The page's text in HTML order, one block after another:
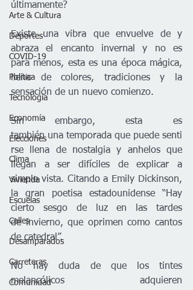
Arte & Cultura
Deportes
COVID-19
Política
Tecnología
Economía
Elecciones
Clima
Vivienda
Escuelas
Calles
Desamparados
Carreteras
Comunidad
últimamente?
Existe una vibra que envuelve de y
abraza el encanto invernal y no es
para menos, esta es una época mágica,
llena de colores, tradiciones y la
sensación de un nuevo comienzo.
Sin embargo, esta es
también una temporada que puede senti
rse llena de nostalgia y anhelos que
llegan a ser difíciles de explicar a
simple vista. Citando a Emily Dickinson,
la gran poetisa estadounidense “Hay
cierto sesgo de luz en las tardes
de invierno, que oprimen como cantos
de catedral”.
No hay duda de que los tintes
melancólicos adquieren